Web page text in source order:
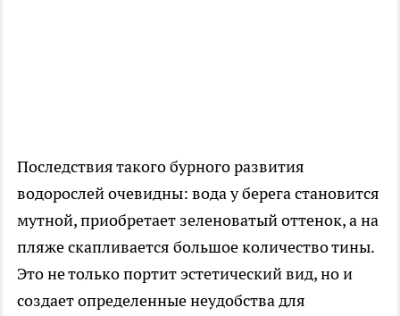
Последствия такого бурного развития
водорослей очевидны: вода у берега становится
мутной, приобретает зеленоватый оттенок, а на
пляже скапливается большое количество тины.
Это не только портит эстетический вид, но и
создает определенные неудобства для